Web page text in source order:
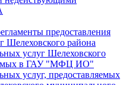
предоставления
Шелеховского района
услуг Шелеховского
в ГАУ "МФЦ ИО"
услуг, предоставляемых